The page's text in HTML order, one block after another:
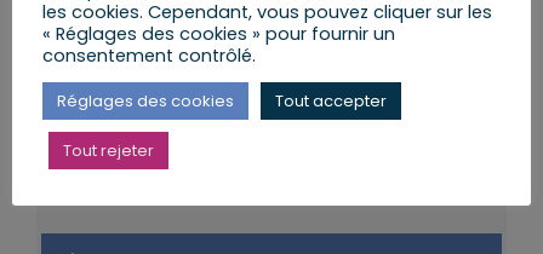
les cookies. Cependant, vous pouvez cliquer sur les
« Réglages des cookies » pour fournir un
consentement contrôlé.
Réglages des cookies Tout accepter
Tout rejeter